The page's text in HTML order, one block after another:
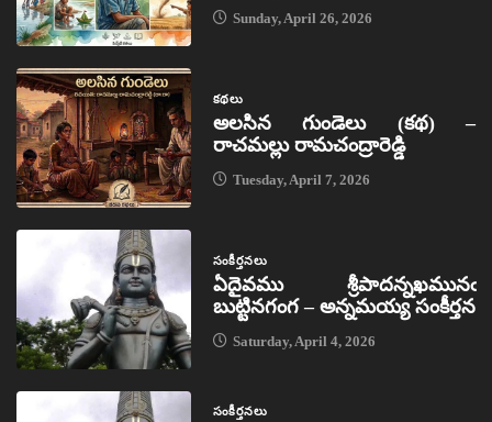
Sunday, April 26, 2026
కథలు
అలసిన గుండెలు (కథ) –
రాచమల్లు రామచంద్రారెడ్డి
Tuesday, April 7, 2026
సంకీర్తనలు
ఏదైవము శ్రీపాదన్నఖమునఁ
బుట్టినగంగ – అన్నమయ్య సంకీర్తన
Saturday, April 4, 2026
సంకీర్తనలు